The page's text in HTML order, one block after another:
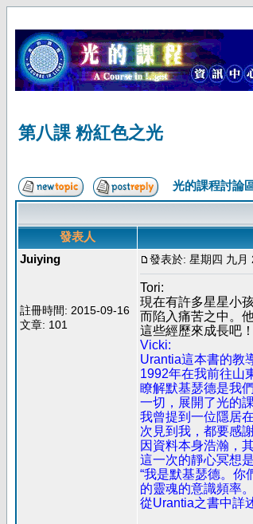
第八課 粉紅色之光
光的課程討論
發表人
Juiying
註冊時間: 2015-09-16
文章: 101
發表於: 星期四 九
Tori:
現在有許多星星小
而陷入痛苦之中。
這些經歷來成長吧！
Vicki:
Urantia這本書的教
1992年在我前往山
瞭解默基瑟德是我
一切，展開了光的
我曾提到一位隱居
次見到我，都要感
因資料本身浩瀚，
這一次的靜心冥想
“我是默基瑟德。你
的靈魂的意識頻率
從Urantia之書中詳